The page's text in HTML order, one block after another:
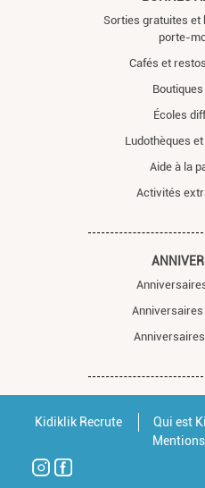
Sorties gratuites et
porte-
Cafés et
Écoles
Ludothèques
Aide à la
Activités
Kidiklik Recrute Qui est